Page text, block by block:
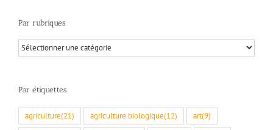
Par rubriques
Par
rubriques
Par étiquettes
agriculture(21) agriculture biologique(12) art(9)